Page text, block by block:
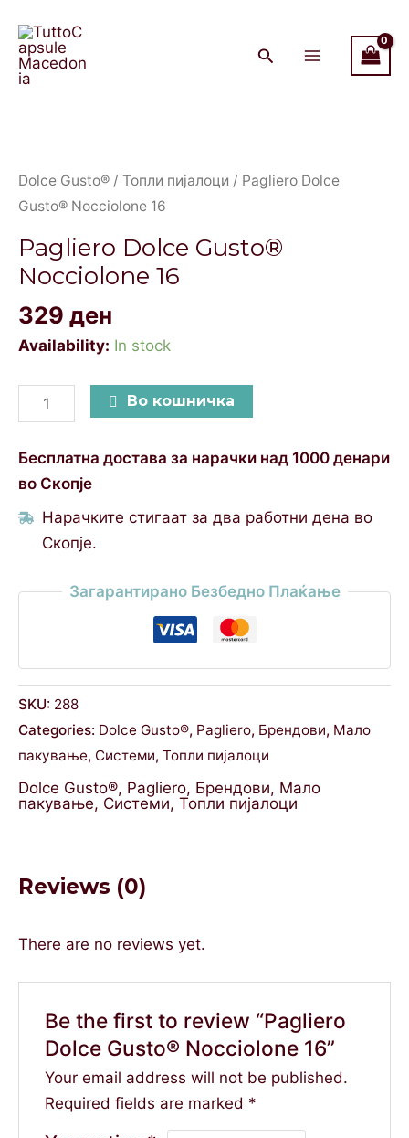
content
Menu
Dolce Gusto® / Топли пијалоци / Pagliero Dolce
Gusto® Nocciolone 16
Pagliero Dolce Gusto®
Nocciolone 16
329 ден
Availability: In stock
Gusto®
Nocciolone
quantity
Во кошничка
Бесплатна достава за нарачки над 1000 денари
во Скопје
Нарачките стигаат за два работни дена во
Скопје.
Загарантирано Безбедно Плаќање
SKU: 288
Categories: Dolce Gusto®, Pagliero, Брендови, Мало
пакување, Системи, Топли пијалоци
Dolce Gusto®, Pagliero, Брендови, Мало
пакување, Системи, Топли пијалоци
Reviews (0)
There are no reviews yet.
Be the first to review “Pagliero
Dolce Gusto® Nocciolone 16”
Your email address will not be published.
Required fields are marked *
Nocciolone
16
quantity